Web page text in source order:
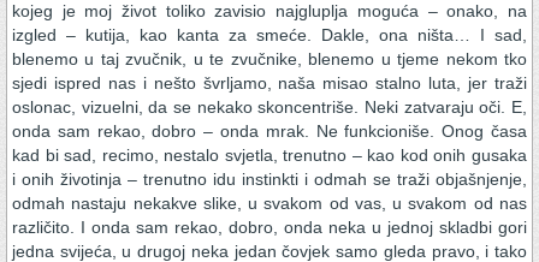
kojeg je moj život toliko zavisio najgluplja moguća – onako, na
izgled – kutija, kao kanta za smeće. Dakle, ona ništa… I sad,
blenemo u taj zvučnik, u te zvučnike, blenemo u tjeme nekom tko
sjedi ispred nas i nešto švrljamo, naša misao stalno luta, jer traži
oslonac, vizuelni, da se nekako skoncentriše. Neki zatvaraju oči. E,
onda sam rekao, dobro – onda mrak. Ne funkcioniše. Onog časa
kad bi sad, recimo, nestalo svjetla, trenutno – kao kod onih gusaka
i onih životinja – trenutno idu instinkti i odmah se traži objašnjenje,
odmah nastaju nekakve slike, u svakom od vas, u svakom od nas
različito. I onda sam rekao, dobro, onda neka u jednoj skladbi gori
jedna svijeća, u drugoj neka jedan čovjek samo gleda pravo, i tako